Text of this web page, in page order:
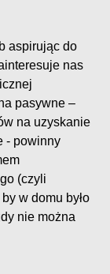
aspirując do
nas
pasywne –
na uzyskanie
- powinny
(czyli
w domu było
nie można